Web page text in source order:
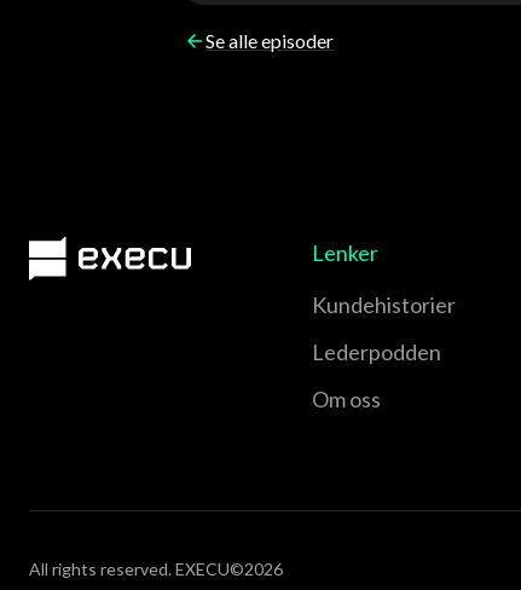
Se alle episoder
Lenker
Kundehistorier
Lederpodden
Om oss
All rights reserved. EXECU©2026